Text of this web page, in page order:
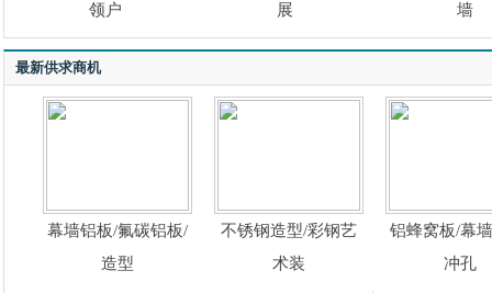
领户
展
墙
最新供求商机
幕墙铝板/氟碳铝板/
造型
不锈钢造型/彩钢艺
术装
铝蜂窝板/幕
冲孔